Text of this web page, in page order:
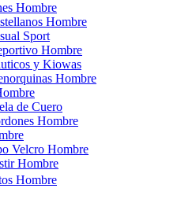
Hombre
Hombre
Sport
Hombre
y Kiowas
Hombre
de Cuero
Hombre
Velcro Hombre
Hombre
Hombre